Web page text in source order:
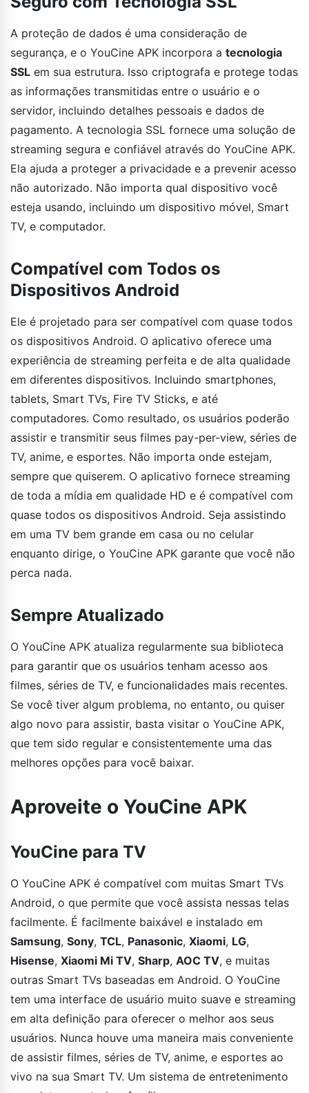
A proteção de dados é uma consideração de
segurança, e o YouCine APK incorpora a tecnologia
SSL em sua estrutura. Isso criptografa e protege todas
as informações transmitidas entre o usuário e o
servidor, incluindo detalhes pessoais e dados de
pagamento. A tecnologia SSL fornece uma solução de
streaming segura e confiável através do YouCine APK.
Ela ajuda a proteger a privacidade e a prevenir acesso
não autorizado. Não importa qual dispositivo você
esteja usando, incluindo um dispositivo móvel, Smart
TV, e computador.
Compatível com Todos os
Dispositivos Android
Ele é projetado para ser compatível com quase todos
os dispositivos Android. O aplicativo oferece uma
experiência de streaming perfeita e de alta qualidade
em diferentes dispositivos. Incluindo smartphones,
tablets, Smart TVs, Fire TV Sticks, e até
computadores. Como resultado, os usuários poderão
assistir e transmitir seus filmes pay-per-view, séries de
TV, anime, e esportes. Não importa onde estejam,
sempre que quiserem. O aplicativo fornece streaming
de toda a mídia em qualidade HD e é compatível com
quase todos os dispositivos Android. Seja assistindo
em uma TV bem grande em casa ou no celular
enquanto dirige, o YouCine APK garante que você não
perca nada.
Sempre Atualizado
O YouCine APK atualiza regularmente sua biblioteca
para garantir que os usuários tenham acesso aos
filmes, séries de TV, e funcionalidades mais recentes.
Se você tiver algum problema, no entanto, ou quiser
algo novo para assistir, basta visitar o YouCine APK,
que tem sido regular e consistentemente uma das
melhores opções para você baixar.
Aproveite o YouCine APK
YouCine para TV
O YouCine APK é compatível com muitas Smart TVs
Android, o que permite que você assista nessas telas
facilmente. É facilmente baixável e instalado em
Samsung, Sony, TCL, Panasonic, Xiaomi, LG,
Hisense, Xiaomi Mi TV, Sharp, AOC TV, e muitas
outras Smart TVs baseadas em Android. O YouCine
tem uma interface de usuário muito suave e streaming
em alta definição para oferecer o melhor aos seus
usuários. Nunca houve uma maneira mais conveniente
de assistir filmes, séries de TV, anime, e esportes ao
vivo na sua Smart TV. Um sistema de entretenimento